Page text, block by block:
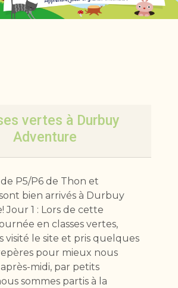
vertes à Durbuy
Adventure
de P5/P6 de Thon et
bien arrivés à Durbuy
Jour 1 : Lors de cette
en classes vertes,
visité le site et pris quelques
pour mieux nous
midi, par petits
sommes partis à la